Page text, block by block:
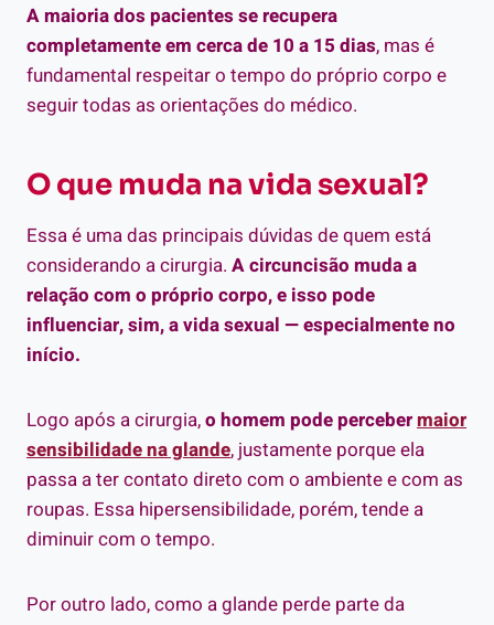
A maioria dos pacientes se recupera
completamente em cerca de 10 a 15 dias, mas é
fundamental respeitar o tempo do próprio corpo e
seguir todas as orientações do médico.
O que muda na vida sexual?
Essa é uma das principais dúvidas de quem está
considerando a cirurgia. A circuncisão muda a
relação com o próprio corpo, e isso pode
influenciar, sim, a vida sexual — especialmente no
início.
Logo após a cirurgia,o homem pode percebermaior
sensibilidade na glande, justamente porque ela
passa a ter contato direto com o ambiente e com as
roupas. Essa hipersensibilidade, porém, tende a
diminuir com o tempo.
Por outro lado, como a glande perde parte da